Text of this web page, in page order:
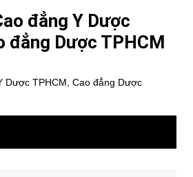
đẳng Y Dược
đẳng Dược TPHCM
Dược TPHCM, Cao đẳng Dược